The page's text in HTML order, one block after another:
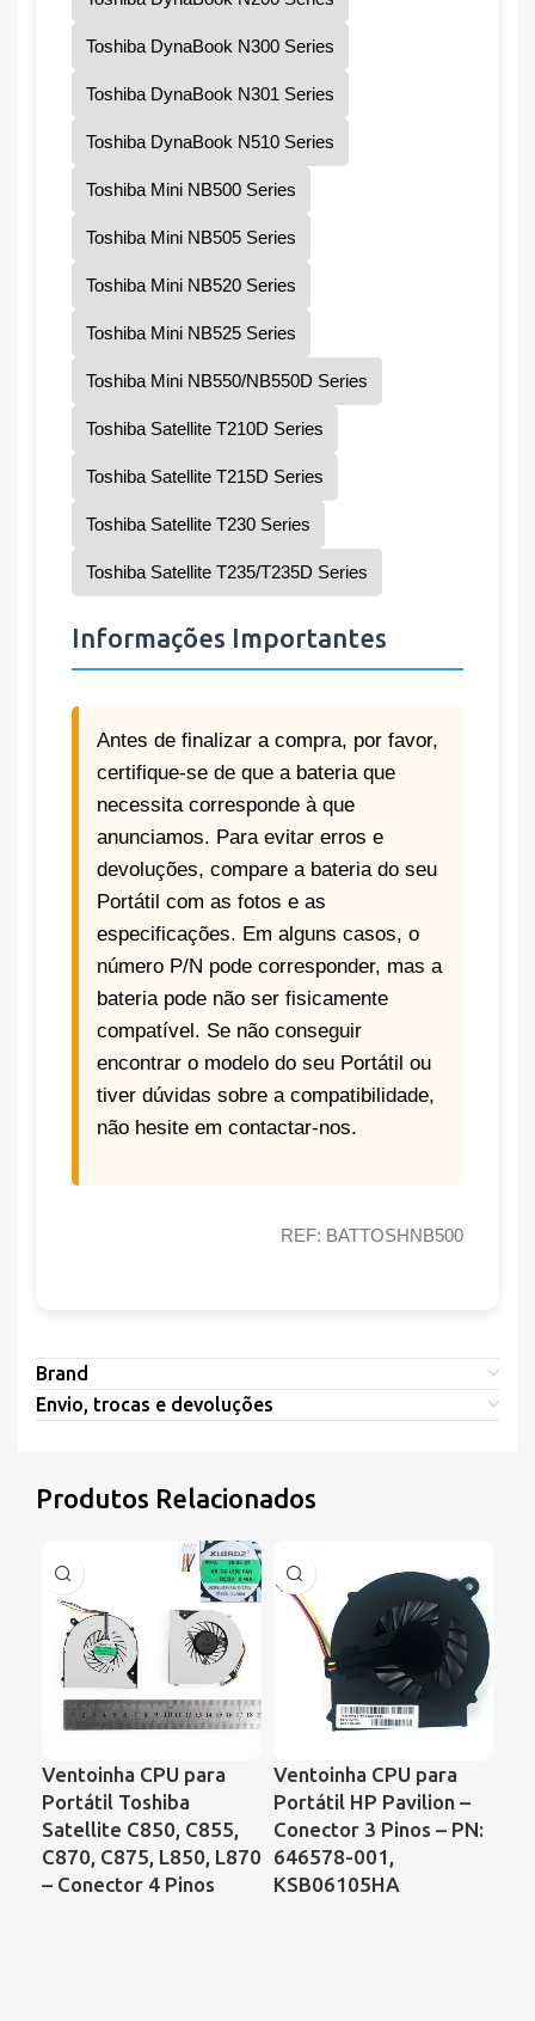
Toshiba DynaBook N300 Series
Toshiba DynaBook N301 Series
Toshiba DynaBook N510 Series
Toshiba Mini NB500 Series
Toshiba Mini NB505 Series
Toshiba Mini NB520 Series
Toshiba Mini NB525 Series
Toshiba Mini NB550/NB550D Series
Toshiba Satellite T210D Series
Toshiba Satellite T215D Series
Toshiba Satellite T230 Series
Toshiba Satellite T235/T235D Series
Informações Importantes
Antes de finalizar a compra, por favor,
certifique-se de que a bateria que
necessita corresponde à que
anunciamos. Para evitar erros e
devoluções, compare a bateria do seu
Portátil com as fotos e as
especificações. Em alguns casos, o
número P/N pode corresponder, mas a
bateria pode não ser fisicamente
compatível. Se não conseguir
encontrar o modelo do seu Portátil ou
tiver dúvidas sobre a compatibilidade,
não hesite em contactar-nos.
REF: BATTOSHNB500
Brand
Envio, trocas e devoluções
Produtos Relacionados
Ventoinha CPU para
Portátil Toshiba
Satellite C850, C855,
C870, C875, L850, L870
– Conector 4 Pinos
Ventoinha CPU para
Portátil HP Pavilion –
Conector 3 Pinos – PN:
646578-001,
KSB06105HA